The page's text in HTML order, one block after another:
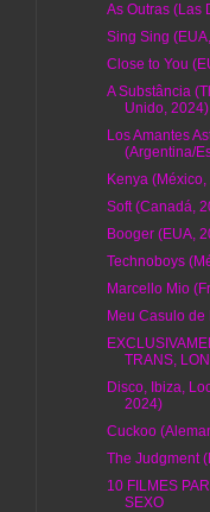
As Outras (Las
Sing Sing
Close to You
A Substância
Unido, 2024)
Los Amantes
(Argentina/
Kenya
Soft (Canadá,
Booger (EUA,
Technoboys
Marcello Mio
Meu Casulo
TRANS,
Disco, Ibiza,
2024)
Cuckoo
The Judgment
10 FILMES
SEXO